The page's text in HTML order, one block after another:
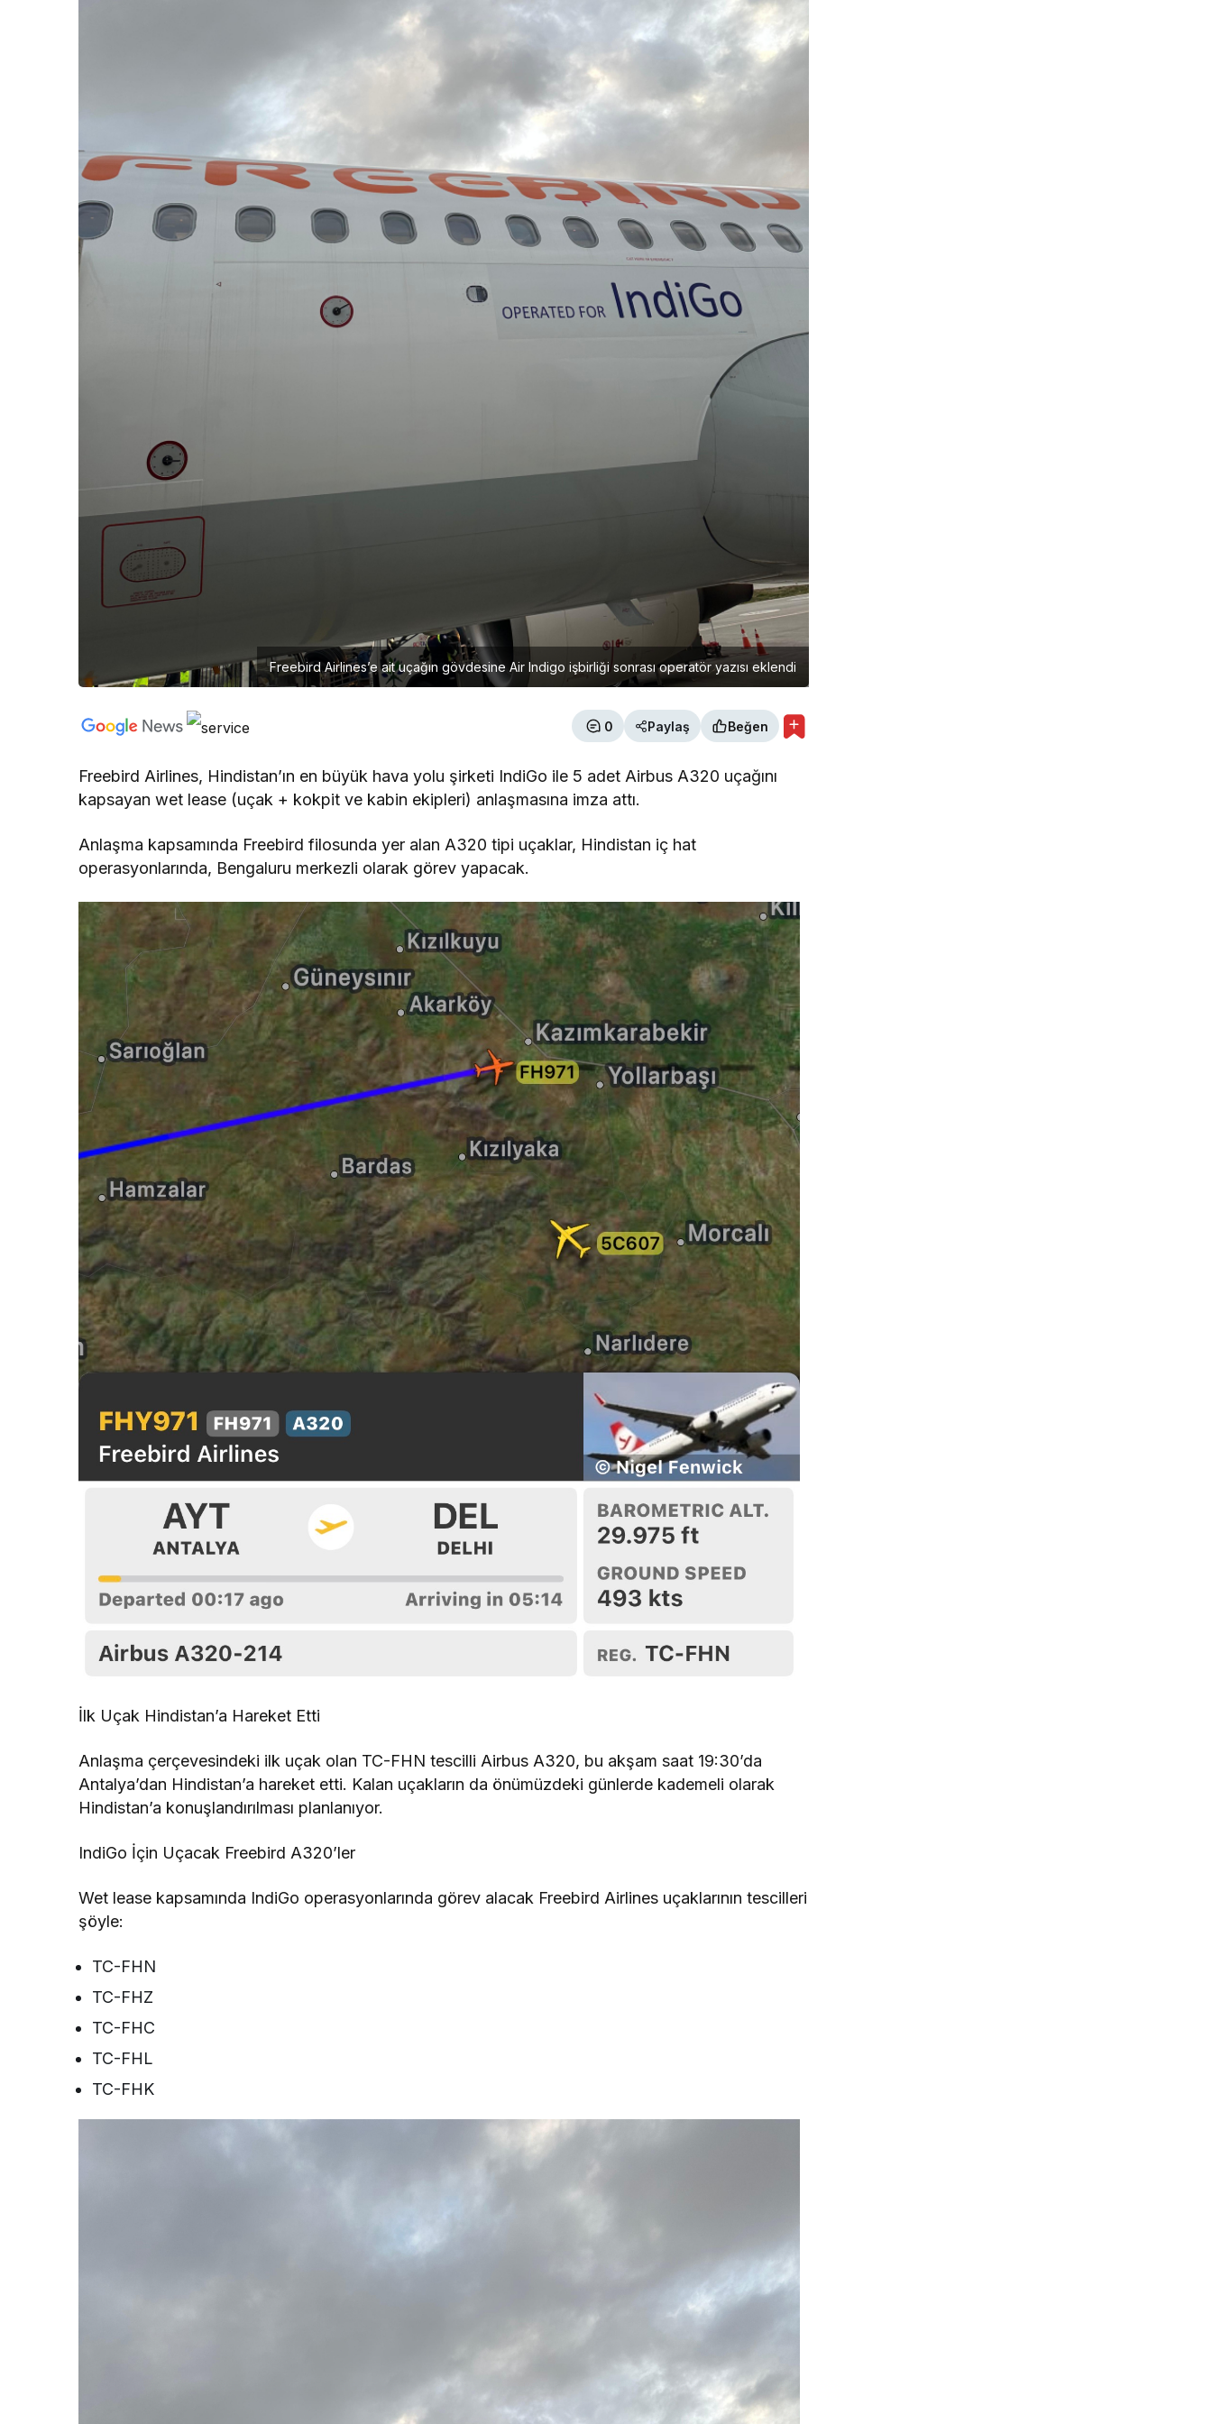
Freebird Airlines’e ait uçağın gövdesine Air Indigo işbirliği sonrası operatör yazısı eklendi
0 Paylaş Beğen
Freebird Airlines, Hindistan’ın en büyük hava yolu şirketi IndiGo ile 5 adet Airbus A320 uçağını
kapsayan wet lease (uçak + kokpit ve kabin ekipleri) anlaşmasına imza attı.
Anlaşma kapsamında Freebird filosunda yer alan A320 tipi uçaklar, Hindistan iç hat
operasyonlarında, Bengaluru merkezli olarak görev yapacak.
İlk Uçak Hindistan’a Hareket Etti
Anlaşma çerçevesindeki ilk uçak olan TC-FHN tescilli Airbus A320, bu akşam saat 19:30’da
Antalya’dan Hindistan’a hareket etti. Kalan uçakların da önümüzdeki günlerde kademeli olarak
Hindistan’a konuşlandırılması planlanıyor.
IndiGo İçin Uçacak Freebird A320’ler
Wet lease kapsamında IndiGo operasyonlarında görev alacak Freebird Airlines uçaklarının tescilleri
şöyle:
TC-FHN
TC-FHZ
TC-FHC
TC-FHL
TC-FHK